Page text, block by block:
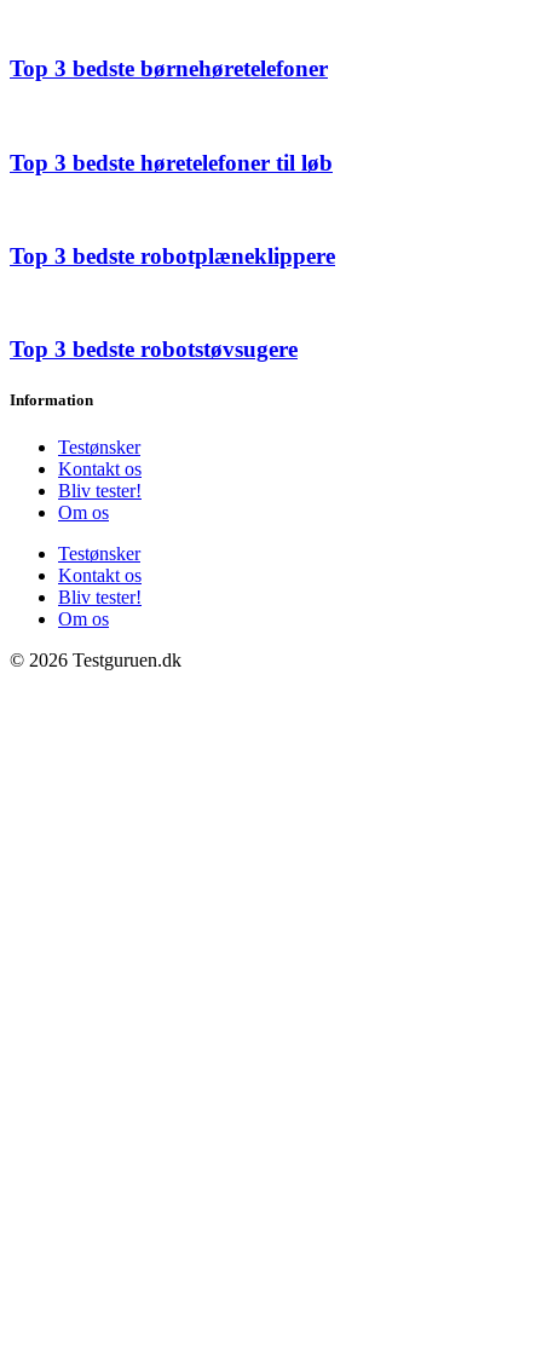
Top 3 bedste børnehøretelefoner
Top 3 bedste høretelefoner til løb
Top 3 bedste robotplæneklippere
Top 3 bedste robotstøvsugere
Information
Testønsker
Kontakt os
Bliv tester!
Om os
Testønsker
Kontakt os
Bliv tester!
Om os
© 2026 Testguruen.dk